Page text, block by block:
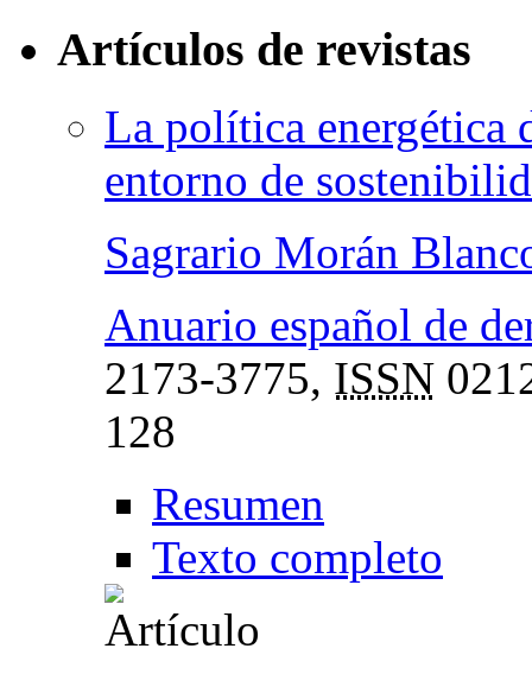
Artículos de revistas
La política energética
entorno de
Sagrario Morán
Anuario español de
2173-3775, ISSN
128
Resumen
Texto completo